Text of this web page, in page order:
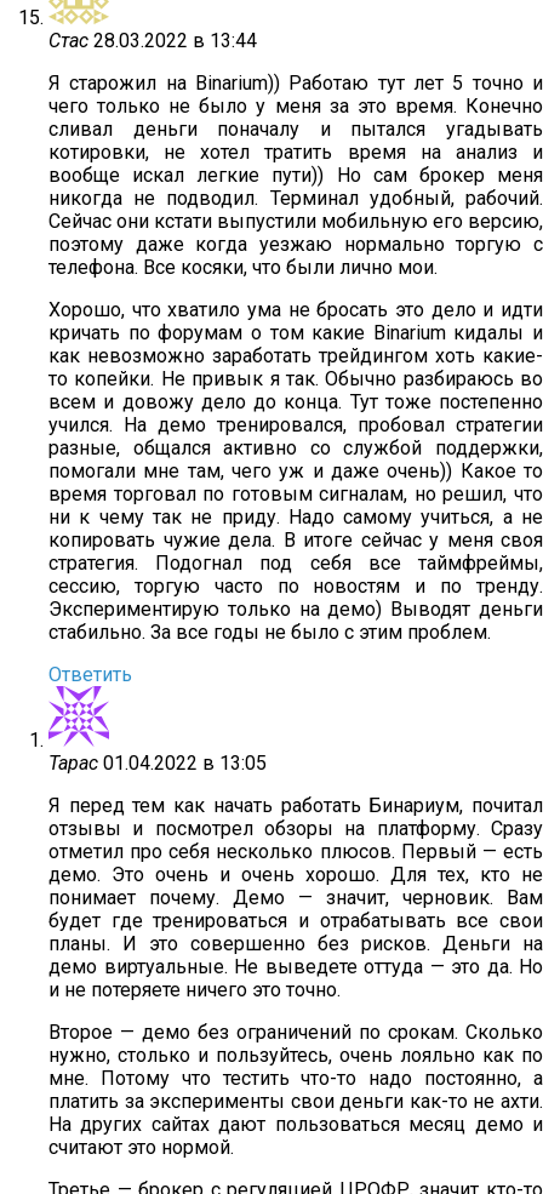
Стас 28.03.2022 в 13:44
Я старожил на Binarium)) Работаю тут лет 5 точно и
чего только не было у меня за это время. Конечно
сливал деньги поначалу и пытался угадывать
котировки, не хотел тратить время на анализ и
вообще искал легкие пути)) Но сам брокер меня
никогда не подводил. Терминал удобный, рабочий.
Сейчас они кстати выпустили мобильную его версию,
поэтому даже когда уезжаю нормально торгую с
телефона. Все косяки, что были лично мои.
Хорошо, что хватило ума не бросать это дело и идти
кричать по форумам о том какие Binarium кидалы и
как невозможно заработать трейдингом хоть какие-
то копейки. Не привык я так. Обычно разбираюсь во
всем и довожу дело до конца. Тут тоже постепенно
учился. На демо тренировался, пробовал стратегии
разные, общался активно со службой поддержки,
помогали мне там, чего уж и даже очень)) Какое то
время торговал по готовым сигналам, но решил, что
ни к чему так не приду. Надо самому учиться, а не
копировать чужие дела. В итоге сейчас у меня своя
стратегия. Подогнал под себя все таймфреймы,
сессию, торгую часто по новостям и по тренду.
Экспериментирую только на демо) Выводят деньги
стабильно. За все годы не было с этим проблем.
Ответить
Тарас 01.04.2022 в 13:05
Я перед тем как начать работать Бинариум, почитал
отзывы и посмотрел обзоры на платформу. Сразу
отметил про себя несколько плюсов. Первый — есть
демо. Это очень и очень хорошо. Для тех, кто не
понимает почему. Демо — значит, черновик. Вам
будет где тренироваться и отрабатывать все свои
планы. И это совершенно без рисков. Деньги на
демо виртуальные. Не выведете оттуда — это да. Но
и не потеряете ничего это точно.
Второе — демо без ограничений по срокам. Сколько
нужно, столько и пользуйтесь, очень лояльно как по
мне. Потому что тестить что-то надо постоянно, а
платить за эксперименты свои деньги как-то не ахти.
На других сайтах дают пользоваться месяц демо и
считают это нормой.